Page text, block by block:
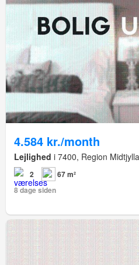
4.584 kr./month
Lejlighed i 7400, Region
2
67 m²
8 dage siden